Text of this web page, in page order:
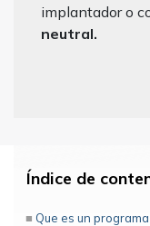
implantador o
neutral.
Índice de
Que es un